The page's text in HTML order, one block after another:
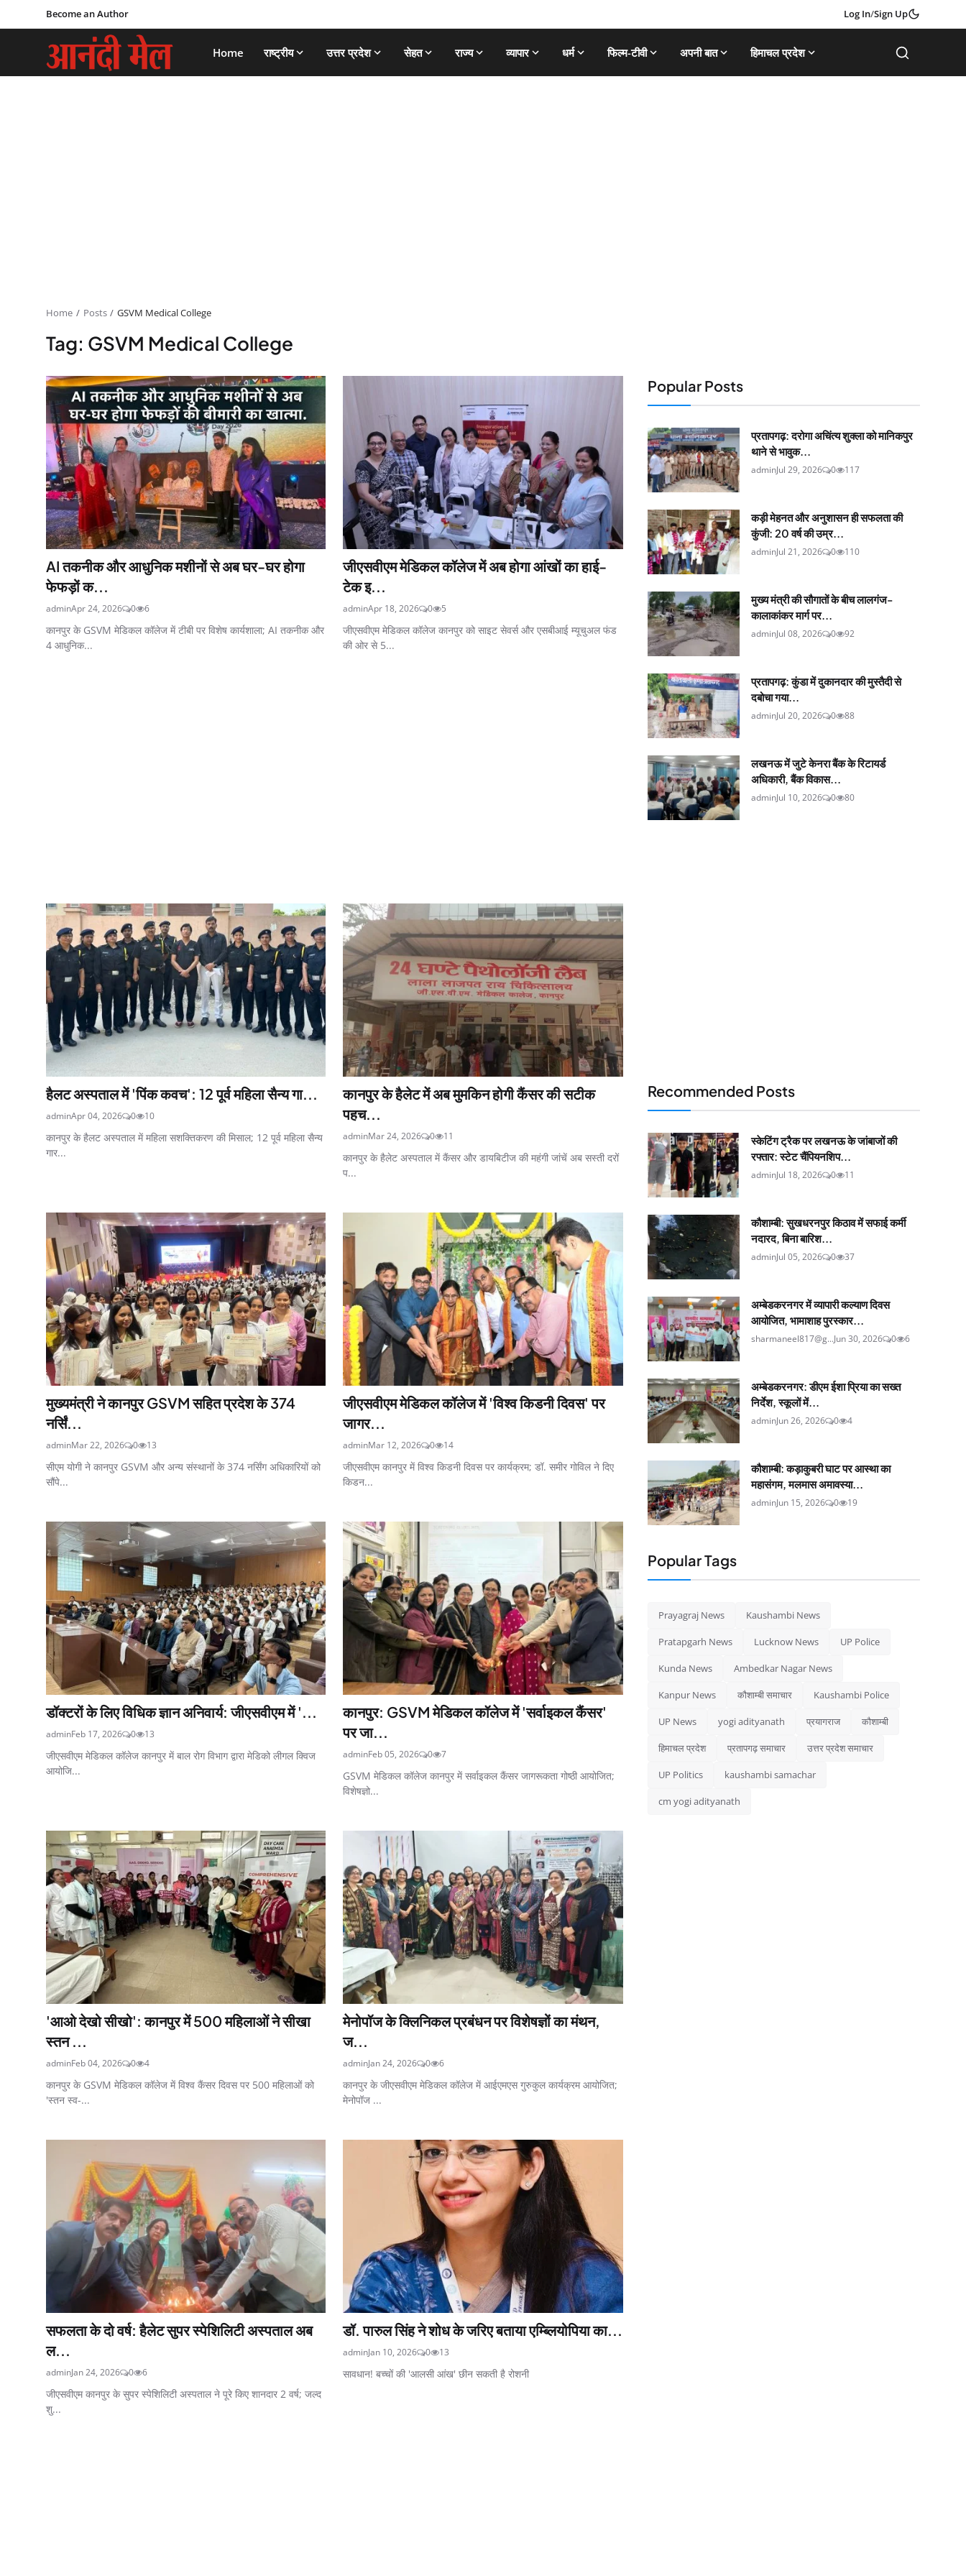
Become an Author Log In/Sign Up
Home राष्ट्रीय उत्तर प्रदेश सेहत राज्य व्यापार धर्म फिल्म-टीवी अपनी बात हिमाचल प्रदेश
Home Posts GSVM Medical College
Tag: GSVM Medical College
AI तकनीक और आधुनिक मशीनों से अब घर-घर होगा
फेफड़ों क...
adminApr 24, 2026 0 6
कानपुर के GSVM मेडिकल कॉलेज में टीबी पर विशेष कार्यशाला; AI तकनीक और
4 आधुनिक...
जीएसवीएम मेडिकल कॉलेज में अब होगा आंखों का हाई-
टेक इ...
adminApr 18, 2026 0 5
जीएसवीएम मेडिकल कॉलेज कानपुर को साइट सेवर्स और एसबीआई म्यूचुअल फंड
की ओर से 5...
हैलट अस्पताल में 'पिंक कवच': 12 पूर्व महिला सैन्य गा...
adminApr 04, 2026 0 10
कानपुर के हैलट अस्पताल में महिला सशक्तिकरण की मिसाल; 12 पूर्व महिला सैन्य
गार...
कानपुर के हैलेट में अब मुमकिन होगी कैंसर की सटीक
पहच...
adminMar 24, 2026 0 11
कानपुर के हैलेट अस्पताल में कैंसर और डायबिटीज की महंगी जांचें अब सस्ती दरों
प...
मुख्यमंत्री ने कानपुर GSVM सहित प्रदेश के 374
नर्सिं...
adminMar 22, 2026 0 13
सीएम योगी ने कानपुर GSVM और अन्य संस्थानों के 374 नर्सिंग अधिकारियों को
सौंपे...
जीएसवीएम मेडिकल कॉलेज में 'विश्व किडनी दिवस' पर
जागर...
adminMar 12, 2026 0 14
जीएसवीएम कानपुर में विश्व किडनी दिवस पर कार्यक्रम; डॉ. समीर गोविल ने दिए
किडन...
डॉक्टरों के लिए विधिक ज्ञान अनिवार्य: जीएसवीएम में '...
adminFeb 17, 2026 0 13
जीएसवीएम मेडिकल कॉलेज कानपुर में बाल रोग विभाग द्वारा मेडिको लीगल क्विज
आयोजि...
कानपुर: GSVM मेडिकल कॉलेज में 'सर्वाइकल कैंसर'
पर जा...
adminFeb 05, 2026 0 7
GSVM मेडिकल कॉलेज कानपुर में सर्वाइकल कैंसर जागरूकता गोष्ठी आयोजित;
विशेषज्ञो...
'आओ देखो सीखो': कानपुर में 500 महिलाओं ने सीखा
स्तन ...
adminFeb 04, 2026 0 4
कानपुर के GSVM मेडिकल कॉलेज में विश्व कैंसर दिवस पर 500 महिलाओं को
'स्तन स्व-...
मेनोपॉज के क्लिनिकल प्रबंधन पर विशेषज्ञों का मंथन,
ज...
adminJan 24, 2026 0 6
कानपुर के जीएसवीएम मेडिकल कॉलेज में आईएमएस गुरुकुल कार्यक्रम आयोजित;
मेनोपॉज ...
सफलता के दो वर्ष: हैलेट सुपर स्पेशिलिटी अस्पताल अब
ल...
adminJan 24, 2026 0 6
जीएसवीएम कानपुर के सुपर स्पेशिलिटी अस्पताल ने पूरे किए शानदार 2 वर्ष; जल्द
शु...
डॉ. पारुल सिंह ने शोध के जरिए बताया एम्ब्लियोपिया का...
adminJan 10, 2026 0 13
सावधान! बच्चों की 'आलसी आंख' छीन सकती है रोशनी
Popular Posts
प्रतापगढ़: दरोगा अचिंत्य शुक्ला को मानिकपुर
थाने से भावुक...
adminJul 29, 2026 0 117
कड़ी मेहनत और अनुशासन ही सफलता की
कुंजी: 20 वर्ष की उम्र...
adminJul 21, 2026 0 110
मुख्य मंत्री की सौगातों के बीच लालगंज-
कालाकांकर मार्ग पर...
adminJul 08, 2026 0 92
प्रतापगढ़: कुंडा में दुकानदार की मुस्तैदी से
दबोचा गया...
adminJul 20, 2026 0 88
लखनऊ में जुटे केनरा बैंक के रिटायर्ड
अधिकारी, बैंक विकास...
adminJul 10, 2026 0 80
Recommended Posts
स्केटिंग ट्रैक पर लखनऊ के जांबाजों की
रफ्तार: स्टेट चैंपियनशिप...
adminJul 18, 2026 0 11
कौशाम्बी: सुखधरनपुर किठाव में सफाई कर्मी
नदारद, बिना बारिश...
adminJul 05, 2026 0 37
अम्बेडकरनगर में व्यापारी कल्याण दिवस
आयोजित, भामाशाह पुरस्कार...
sharmaneel817@g...Jun 30, 2026 0 6
अम्बेडकरनगर: डीएम ईशा प्रिया का सख्त
निर्देश, स्कूलों में...
adminJun 26, 2026 0 4
कौशाम्बी: कड़ाकुबरी घाट पर आस्था का
महासंगम, मलमास अमावस्या...
adminJun 15, 2026 0 19
Popular Tags
Prayagraj News Kaushambi News
Pratapgarh News Lucknow News UP Police
Kunda News Ambedkar Nagar News
Kanpur News कौशाम्बी समाचार Kaushambi Police
UP News yogi adityanath प्रयागराज कौशाम्बी
हिमाचल प्रदेश प्रतापगढ़ समाचार उत्तर प्रदेश समाचार
UP Politics kaushambi samachar
cm yogi adityanath